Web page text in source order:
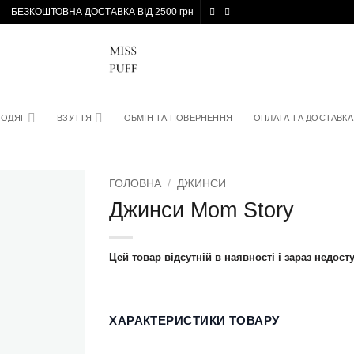
БЕЗКОШТОВНА ДОСТАВКА ВІД 2500 грн
ОДЯГ ВЗУТТЯ ОБМІН ТА ПОВЕРНЕННЯ ОПЛАТА ТА ДОСТАВКА
ГОЛОВНА / ДЖИНСИ
Джинси Mom Story
Цей товар відсутній в наявності і зараз
ХАРАКТЕРИСТИКИ ТОВАРУ